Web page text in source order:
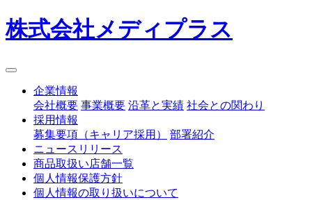
株式会社メディプラス
企業情報
会社概要 事業概要 沿革と実績 社会との関わり
採用情報
募集要項（キャリア採用）
部署紹介
ニュースリリース
商品取扱い店舗一覧
個人情報保護方針
個人情報の取り扱いについて